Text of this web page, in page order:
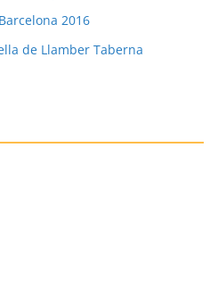
2016
de Llamber Taberna